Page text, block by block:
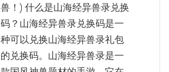
兽！) 什么是山海经异兽录兑换
码？山海经异兽录兑换码是一
种可以兑换山海经异兽录礼包
的兑换码。山海经异兽录是一